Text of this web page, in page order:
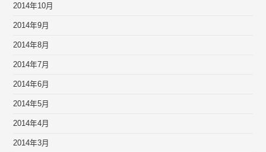
2014年10月
2014年9月
2014年8月
2014年7月
2014年6月
2014年5月
2014年4月
2014年3月